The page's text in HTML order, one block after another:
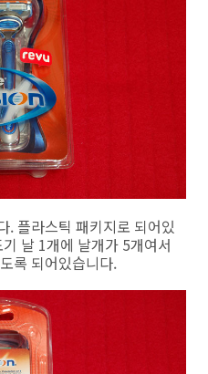
. 플라스틱 패키지로 되어있
날 1개에 날개가 5개여서
록 되어있습니다.